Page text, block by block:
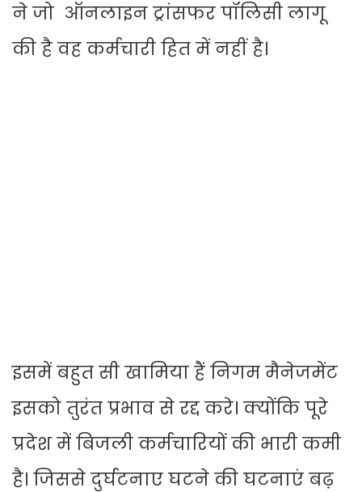
ने जो ऑनलाइन ट्रांसफर पॉलिसी लागू
की है वह कर्मचारी हित में नहीं है।
इसमें बहुत सी खामिया हैं निगम मैनेजमेंट
इसको तुरंत प्रभाव से रद्द करे। क्योंकि पूरे
प्रदेश में बिजली कर्मचारियों की भारी कमी
है। जिससे दुर्घटनाए घटने की घटनाएं बढ़